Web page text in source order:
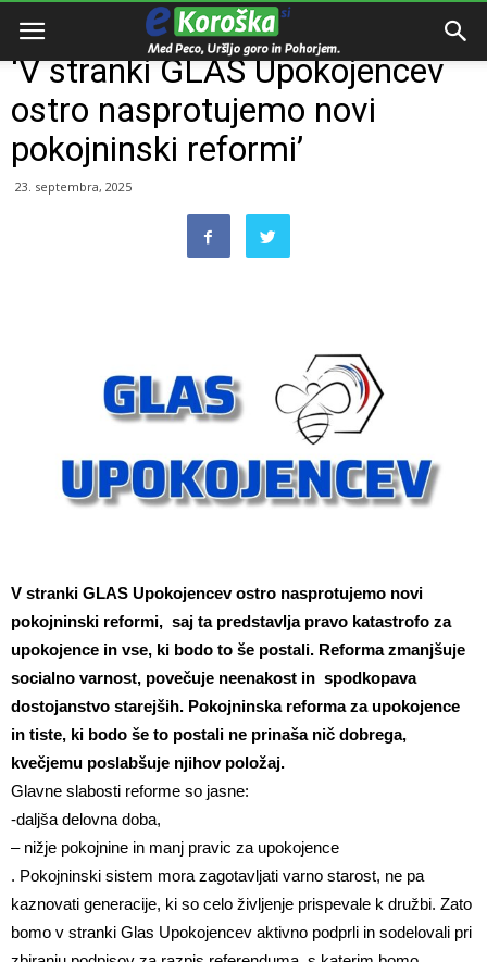
Domov
‘V stranki GLAS Upokojencev
ostro nasprotujemo novi
pokojninski reformi’
23. septembra, 2025
V stranki GLAS Upokojencev ostro nasprotujemo novi
pokojninski reformi, saj ta predstavlja pravo katastrofo za
upokojence in vse, ki bodo to še postali. Reforma zmanjšuje
socialno varnost, povečuje neenakost in spodkopava
dostojanstvo starejših. Pokojninska reforma za upokojence
in tiste, ki bodo še to postali ne prinaša nič dobrega,
kvečjemu poslabšuje njihov položaj.
Glavne slabosti reforme so jasne:
-daljša delovna doba,
– nižje pokojnine in manj pravic za upokojence
. Pokojninski sistem mora zagotavljati varno starost, ne pa
kaznovati generacije, ki so celo življenje prispevale k družbi. Zato
bomo v stranki Glas Upokojencev aktivno podprli in sodelovali pri